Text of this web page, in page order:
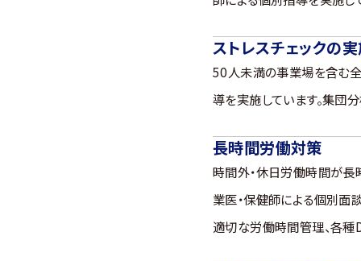
ストレスチェックの
50人未満の事業場を含む全
導を実施しています。集団
長時間労働対策
時間外・休日労働時間が
業医・保健師による個別面
適切な労働時間管理、各種